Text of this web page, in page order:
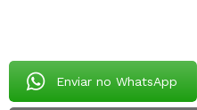
Enviar no WhatsApp